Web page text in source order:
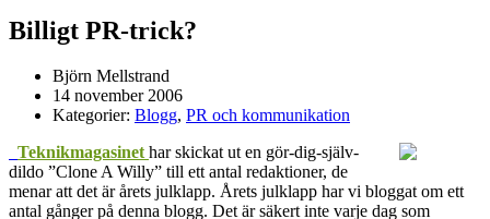
Billigt PR-trick?
Björn Mellstrand
14 november 2006
Kategorier: Blogg, PR och kommunikation
Teknikmagasinethar skickat ut en gör-dig-själv-
dildo ”Clone A Willy” till ett antal redaktioner, de
menar att det är årets julklapp. Årets julklapp har vi bloggat om ett
antal gånger på denna blogg. Det är säkert inte varje dag som